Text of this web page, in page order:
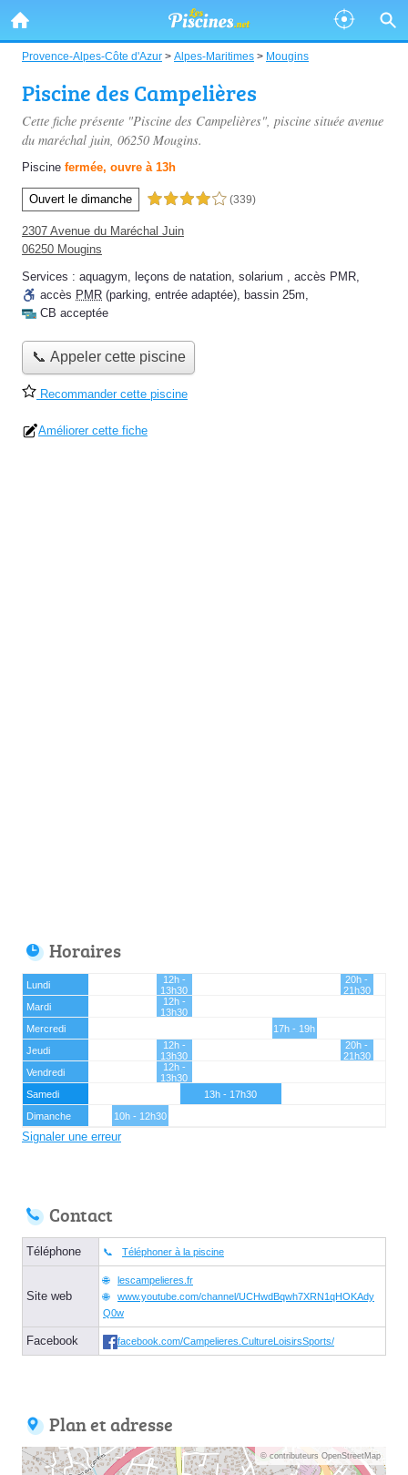
Provence-Alpes-Côte d'Azur > Alpes-Maritimes > Mougins
Piscine des Campelières
Cette fiche présente "Piscine des Campelières", piscine située avenue
du maréchal juin, 06250 Mougins.
Piscine fermée, ouvre à 13h
Ouvert le dimanche 4,0 étoiles sur 5 (339)
2307 Avenue du Maréchal Juin
06250 Mougins
Services : aquagym, leçons de natation, solarium , accès PMR,
accès PMR (parking, entrée adaptée), bassin 25m,
CB acceptée
📞 Appeler cette piscine
Recommander cette piscine
Améliorer cette fiche
Horaires
Lundi
12h -
13h30
20h -
21h30
Mardi
12h -
13h30
Mercredi
17h - 19h
Jeudi
12h -
13h30
20h -
21h30
Vendredi
12h -
13h30
Samedi
13h - 17h30
Dimanche
10h - 12h30
Signaler une erreur
Contact
Téléphone Téléphoner à la piscine
Site web
lescampelieres.fr
www.youtube.com/channel/UCHwdBqwh7XRN1qHOKAdy
Q0w
Facebook facebook.com/Campelieres.CultureLoisirsSports/
Plan et adresse
© contributeurs OpenStreetMap